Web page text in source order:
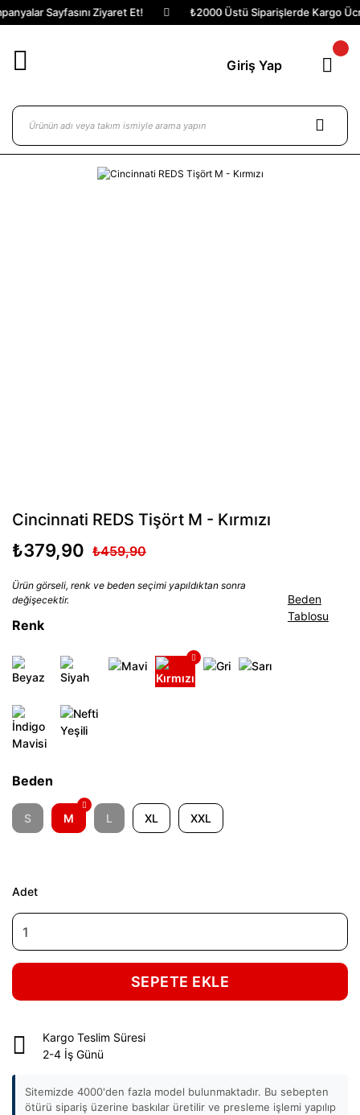
Sayfasını Ziyaret Et! ₺2000 Üstü Siparişlerde Kargo
Giriş Yap
Cincinnati REDS Tişört M - Kırmızı
₺379,90 ₺459,90
Ürün görseli, renk ve beden seçimi yapıldıktan sonra
değişecektir.
Renk
Beden
S M L XL XXL
Beden
Tablosu
Adet
SEPETE EKLE
Kargo Teslim Süresi
2-4 İş Günü
Sitemizde 4000'den fazla model bulunmaktadır. Bu sebepten
ötürü sipariş üzerine baskılar üretilir ve presleme işlemi yapılıp